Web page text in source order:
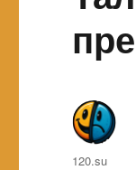
Автор
120.su